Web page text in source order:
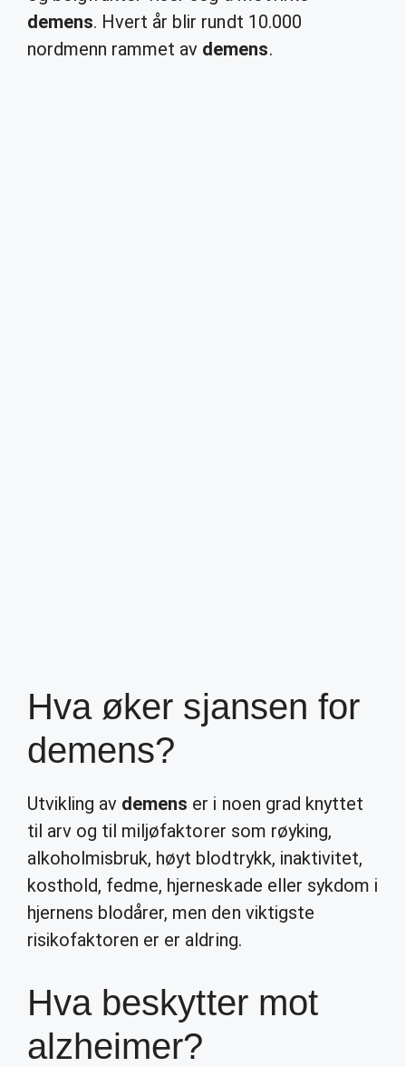
demens. Hvert år blir rundt 10.000
nordmenn rammet av demens.
Hva øker sjansen for
demens?
Utvikling av demens er i noen grad knyttet
til arv og til miljøfaktorer som røyking,
alkoholmisbruk, høyt blodtrykk, inaktivitet,
kosthold, fedme, hjerneskade eller sykdom i
hjernens blodårer, men den viktigste
risikofaktoren er er aldring.
Hva beskytter mot
alzheimer?